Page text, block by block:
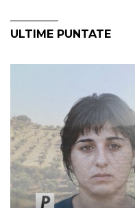
ULTIME PUNTATE